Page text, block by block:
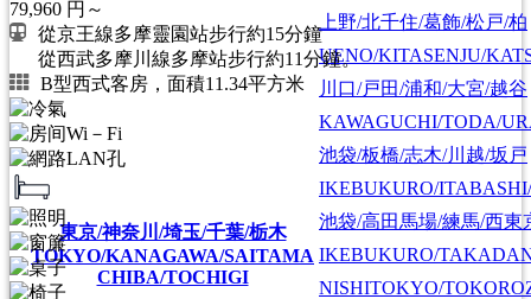
東京/神奈川/埼玉/千葉/栃木
TOKYO/KANAGAWA/SAITAMA
CHIBA/TOCHIGI
上野/北千住/葛飾/松戸/柏
UENO/KITASENJU/
川口/戸田/浦和/大宮/越谷
KAWAGUCHI/TODA/
池袋/板橋/志木/川越/坂戸
IKEBUKURO/
池袋/高田馬場/練馬/西東
IKEBUKURO/
NISHITOKYO/
79,960 円～
從京王線多摩靈園站步行約15分鐘
從西武多摩川線多摩站步行約11分鐘。
B型西式客房，面積11.34平方米